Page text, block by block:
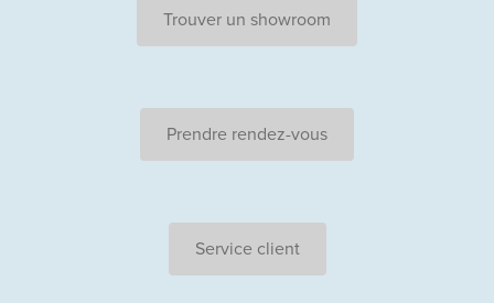
Trouver un showroom
Prendre rendez-vous
Service client